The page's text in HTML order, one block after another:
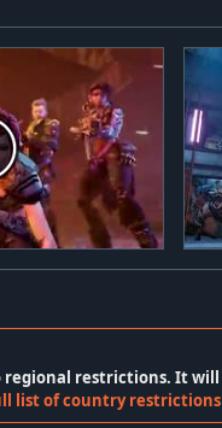
restrictions. It will
list of country restrictions